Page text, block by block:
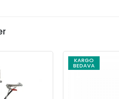
KARGO
BEDAVA